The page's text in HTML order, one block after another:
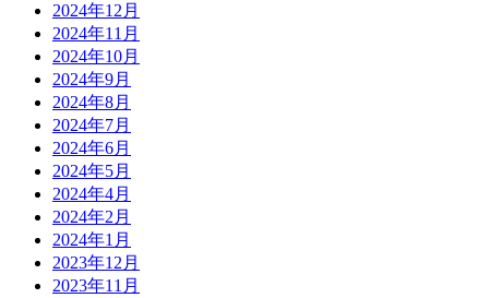
2024年12月
2024年11月
2024年10月
2024年9月
2024年8月
2024年7月
2024年6月
2024年5月
2024年4月
2024年2月
2024年1月
2023年12月
2023年11月